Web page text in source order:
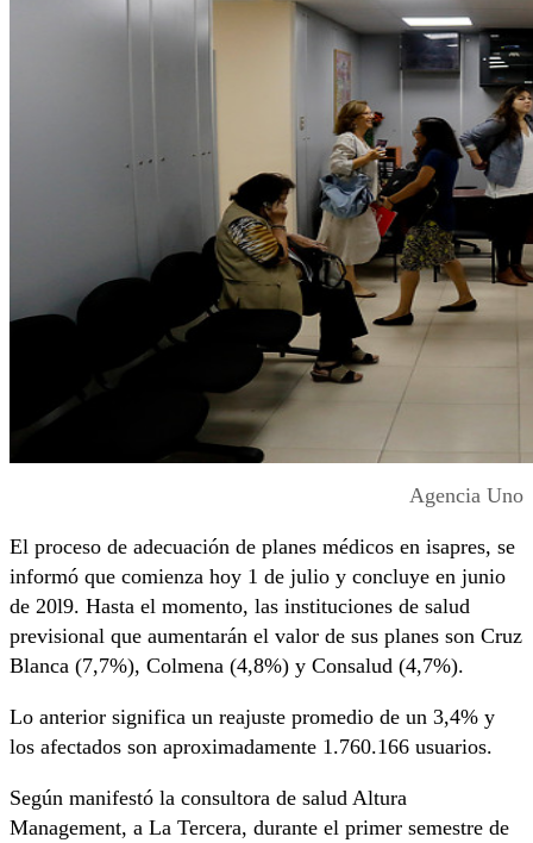
Agencia Uno
El proceso de adecuación de planes médicos en isapres, se
informó que comienza hoy 1 de julio y concluye en junio
de 20l9. Hasta el momento, las instituciones de salud
previsional que aumentarán el valor de sus planes son Cruz
Blanca (7,7%), Colmena (4,8%) y Consalud (4,7%).
Lo anterior significa un reajuste promedio de un 3,4% y
los afectados son aproximadamente 1.760.166 usuarios.
Según manifestó la consultora de salud Altura
Management, a La Tercera, durante el primer semestre de